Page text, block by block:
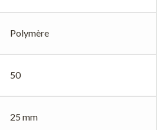
Polymère
50
25 mm